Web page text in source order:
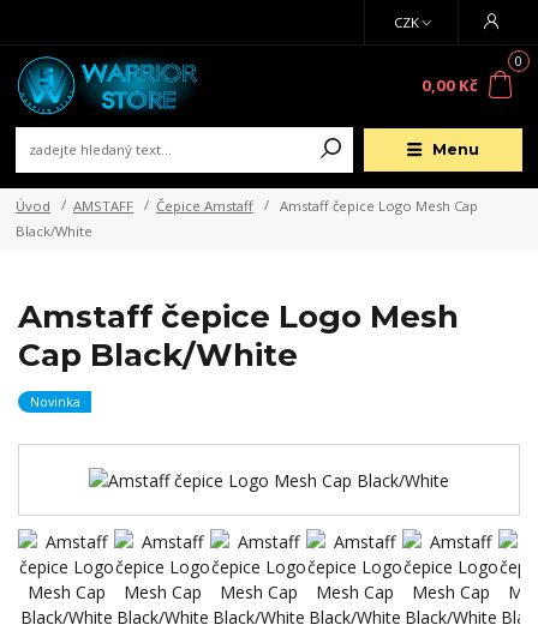
Menu
CZK
0
0,00 Kč
Úvod AMSTAFF Čepice Amstaff
Amstaff čepice Logo Mesh Cap
Black/White
Amstaff čepice Logo Mesh
Cap Black/White
Novinka